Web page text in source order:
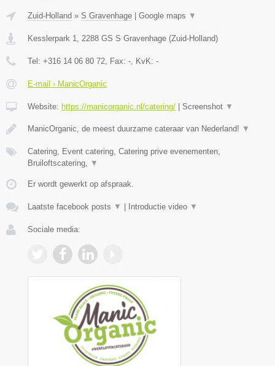
Zuid-Holland » S Gravenhage Google maps ▼
Kesslerpark 1 2288 GS S Gravenhage (Zuid-Holland)
Tel: +316 14 06 80 72 , Fax: - , KvK: -
E-mail › ManicOrganic
Website: https://manicorganic.nl/catering/ Screenshot ▼
ManicOrganic, de meest duurzame cateraar van Nederland! ▼
Catering, Event catering, Catering prive evenementen,
Bruiloftscatering,
▼
Er wordt gewerkt op afspraak.
Laatste facebook posts ▼ Introductie video ▼
Sociale media: